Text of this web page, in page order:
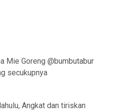
Mie Goreng @bumbutabur
secukupnya
Angkat dan tiriskan